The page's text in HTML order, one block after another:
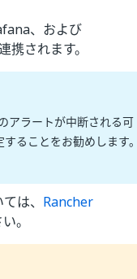
、および
されます。
アラートが中断される可
ることをお勧めします。
は、 Rancher
。